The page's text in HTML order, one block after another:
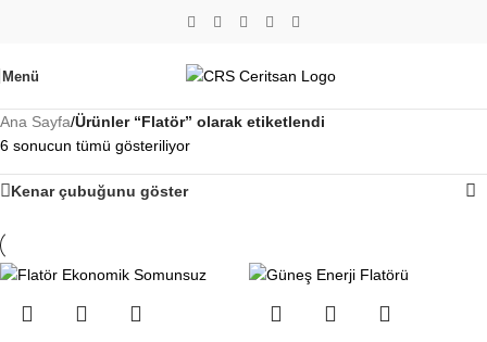
Menü
Ana Sayfa/Ürünler “Flatör” olarak etiketlendi
6 sonucun tümü gösteriliyor
Kenar çubuğunu göster